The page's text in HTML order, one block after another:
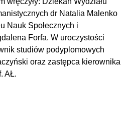
dr Natalia Malenko
Nauk Społecznych i
Forfa. W uroczystości
studiów podyplomowych
oraz zastępca kierownika
AŁ.